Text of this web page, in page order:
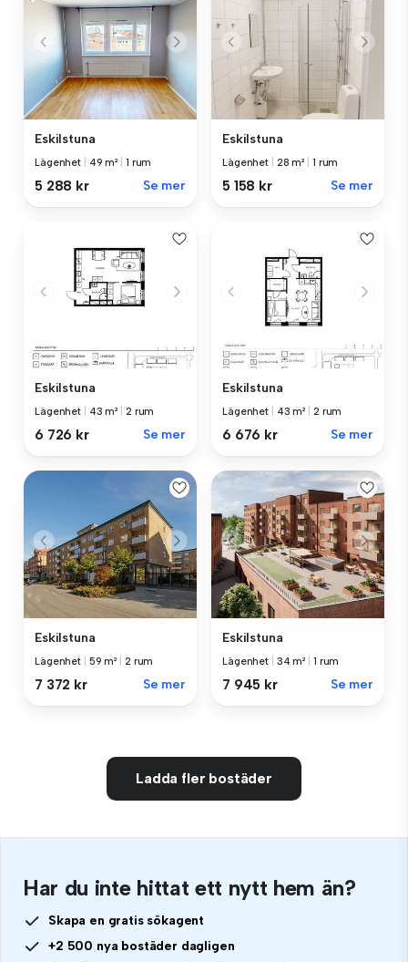
Eskilstuna
Lägenhet 49 m² 1 rum
5 288 kr Se mer
Eskilstuna
Lägenhet 28 m² 1 rum
5 158 kr Se mer
Eskilstuna
Lägenhet 43 m² 2 rum
6 726 kr Se mer
Eskilstuna
Lägenhet 43 m² 2 rum
6 676 kr Se mer
Eskilstuna
Lägenhet 59 m² 2 rum
7 372 kr Se mer
Eskilstuna
Lägenhet 34 m² 1 rum
7 945 kr Se mer
Ladda fler bostäder
Har du inte hittat ett nytt hem än?
Skapa en gratis sökagent
+2 500 nya bostäder dagligen